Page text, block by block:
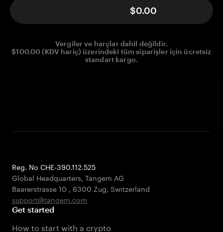
$0.00
Vergiler ve harçlar dahil değildir.
$100.00 (KDV hariç) üzerindeki tüm siparişler için ücretsiz
standart kargo.
Reg. No CHE-390.112.525
Global Headquarters, Tangem AG
Baarerstrasse 10 , 6300 Zug, Switzerland
support@tangem.com
Get started
How to start with a crypto